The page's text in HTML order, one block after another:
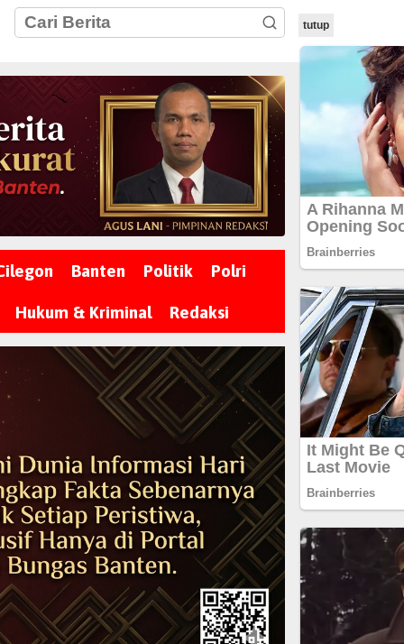
Banten Politik Polri
Hukum & Kriminal Redaksi
tutup